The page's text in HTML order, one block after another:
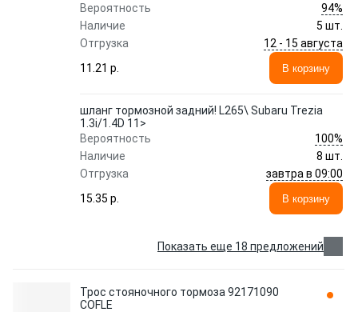
Вероятность
94%
Наличие
5 шт.
Отгрузка
12 - 15 августа
11.21 p.
В корзину
шланг тормозной задний! L265\ Subaru Trezia
1.3i/1.4D 11>
Вероятность
100%
Наличие
8 шт.
Отгрузка
завтра в 09:00
15.35 p.
В корзину
Показать еще 18 предложений
Трос стояночного тормоза 92171090
COFLE